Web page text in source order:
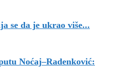
se da je ukrao više...
Noćaj–Radenković: